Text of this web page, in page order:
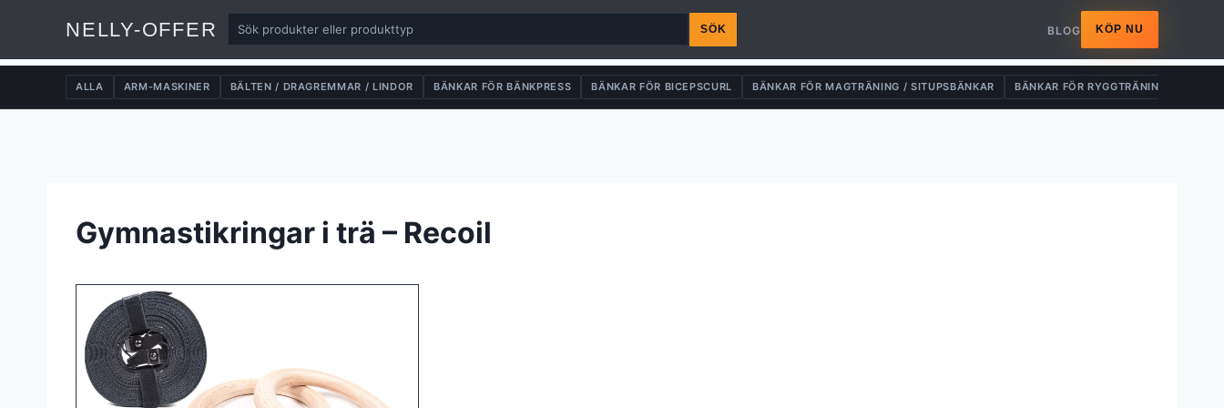
NELLY-OFFER SÖK BLOG KÖP NU
ALLA ARM-MASKINER BÄLTEN / DRAGREMMAR / LINDOR BÄNKAR FÖR BÄNKPRESS BÄNKAR FÖR BICEPSCURL BÄNKAR FÖR MAGTRÄNING / SITUPSBÄNKAR BÄNKAR FÖR RYGGTRÄNING
Gymnastikringar i trä – Recoil